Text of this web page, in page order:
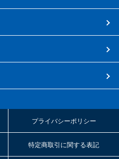
プライバシーポリシー
特定商取引に関する表記